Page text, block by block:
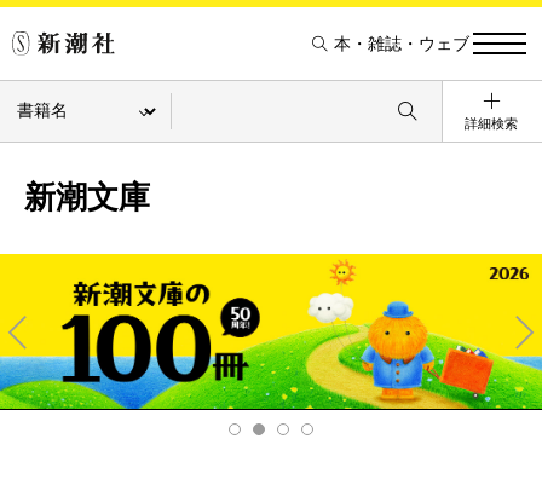
本・雑誌・ウェブ
詳細検索
新潮文庫
Pre
v
Ne
xt